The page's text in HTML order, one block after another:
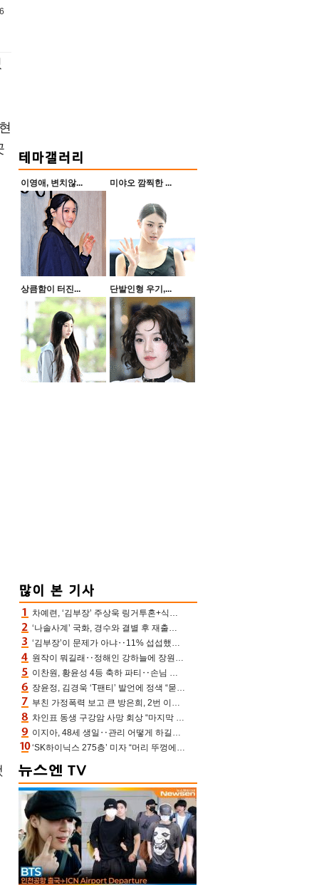
이영애, 변치않... 미야오 깜찍한 ...
상큼함이 터진... 단발인형 우기,...
차예련, ‘김부장’ 주상욱 링거투혼+식스팩 비화 “옷 벗는데 아저씨는 안 된다고”(차장금)
‘나솔사계’ 국화, 경수와 결별 후 재출연…첫인상 3표 몰표
‘김부장’이 문제가 아냐‥11% 섭섭했던 ‘재벌X형사2’ 돈·빽 총동원해 컴백 [TV보고서]
원작이 뭐길래‥정해인 강하늘에 장원영까지 참여한 이 영화
이찬원, 황윤성 4등 축하 파티‥손님 모으려 블랙핑크 지수와 친한 척(편스토랑)[어제TV]
장윤정, 김경욱 ‘T팬티’ 발언에 정색 “묻지 않았는데, 그것도 성희롱”(장공장)
부친 가정폭력 보고 큰 방은희, 2번 이혼 후 잠수→母 고독사에 자책(특종세상)[어제TV]
차인표 동생 구강암 사망 회상 “마지막 순간 동생 손 잡아준 신애라, 두고두고 고마워” (신애라이프)
이지아, 48세 생일‥관리 어떻게 하길래 놀라운 동안 미모
‘SK하이닉스 275층’ 미자 “머리 뚜껑에서 사, 주식만 안 해도 돈 버는 것”